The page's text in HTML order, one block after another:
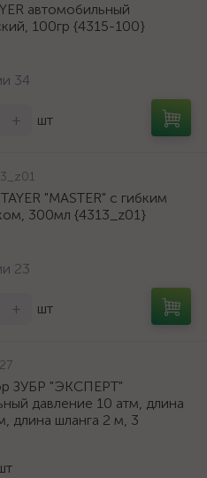
автомобильный
100гр {4315-100}
34
+ шт
"MASTER" с гибким
300мл {4313_z01}
23
+ шт
ЗУБР "ЭКСПЕРТ"
давление 10 атм, длина
длина шланга 2 м, 3